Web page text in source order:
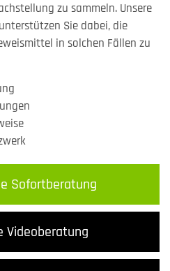
zu sammeln. Unsere
unterstützen Sie dabei, die
in solchen Fällen zu
Sofortberatung
Videoberatung